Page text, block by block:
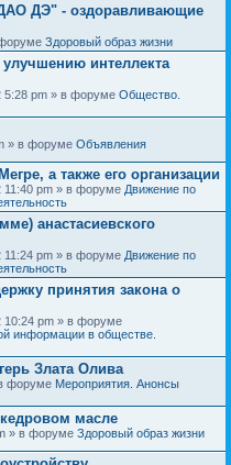
ДЭ" - оздоравливающие
Здоровый образ жизни
интеллекта
5:28 pm » в форуме Общество.
» в форуме Объявления
а также его организации
11:40 pm » в форуме Движение по
анастасиевского
11:24 pm » в форуме Движение по
принятия закона о
10:24 pm » в форуме
информации в обществе.
Злата Олива
форуме Мероприятия. Анонсы
масле
» в форуме Здоровый образ жизни